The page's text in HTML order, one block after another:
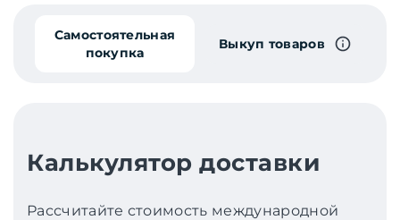
Самостоятельная
покупка
Выкуп товаров
Калькулятор доставки
Рассчитайте стоимость международной